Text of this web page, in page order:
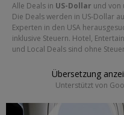
Alle Deals in US-Dollar und von
Die Deals werden in US-Dollar
Experten in den USA
inklusive Steuern. Hotel,
und Local Deals sind ohne
Übersetzung
Unterstützt von